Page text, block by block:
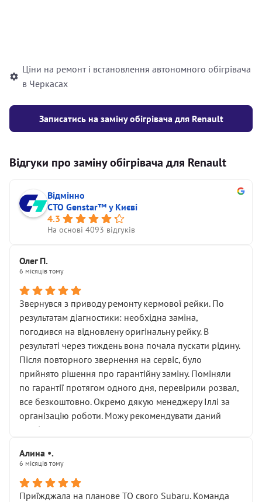
Ціни на ремонт і встановлення автономного обігрівача
в Черкасах
Записатись на заміну обігрівача для Renault
Відгуки про заміну обігрівача для Renault
Відмінно
СТО Genstar™ у Києві
4.3
На основі 4093 відгуків
Олег П.
6 місяців тому
Звернувся з приводу ремонту кермової рейки. По
результатам діагностики: необхідна заміна,
погодився на відновлену оригінальну рейку. В
результаті через тиждень вона почала пускати рідину.
Після повторного звернення на сервіс, було
прийнято рішення про гарантійну заміну. Поміняли
по гарантії протягом одного дня, перевірили розвал,
все безкоштовно. Окремо дякую менеджеру Іллі за
організацію роботи. Можу рекомендувати даний
сервіс.
Алина •.
6 місяців тому
Приїжджала на планове ТО свого Subaru. Команда